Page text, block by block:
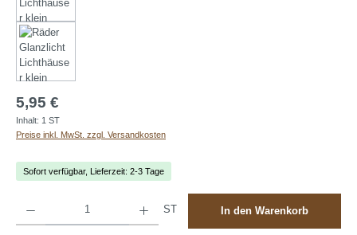
5,95 €
Inhalt: 1 ST
Preise inkl. MwSt. zzgl. Versandkosten
Sofort verfügbar, Lieferzeit: 2-3 Tage
ST In den Warenkorb